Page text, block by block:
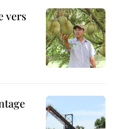
vers